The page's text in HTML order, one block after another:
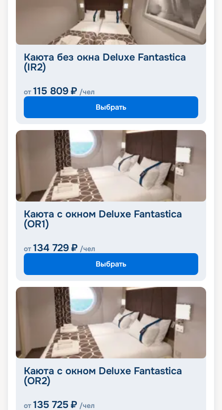
Каюта без окна Deluxe Fantastica
(IR2)
от 115 809 ₽ /чел
Выбрать
Каюта с окном Deluxe Fantastica
(OR1)
от 134 729 ₽ /чел
Выбрать
Каюта с окном Deluxe Fantastica
(OR2)
от 135 725 ₽ /чел